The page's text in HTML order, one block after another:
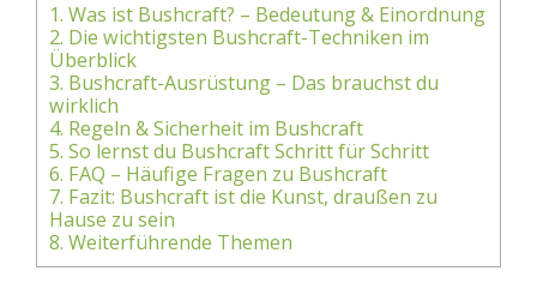
1. Was ist Bushcraft? – Bedeutung & Einordnung
2. Die wichtigsten Bushcraft-Techniken im
Überblick
3. Bushcraft-Ausrüstung – Das brauchst du
wirklich
4. Regeln & Sicherheit im Bushcraft
5. So lernst du Bushcraft Schritt für Schritt
6. FAQ – Häufige Fragen zu Bushcraft
7. Fazit: Bushcraft ist die Kunst, draußen zu
Hause zu sein
8. Weiterführende Themen